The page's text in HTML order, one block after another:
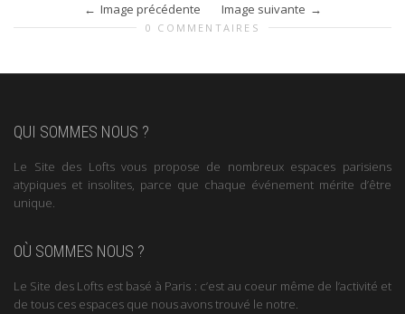
Image précédente Image suivante
0 COMMENTAIRES
QUI SOMMES NOUS ?
Le Site des Lofts vous propose de nombreux espaces parisiens
atypiques et insolites, parce que chaque événement mérite d’être
unique.
OÙ SOMMES NOUS ?
Le Site des Lofts est basé à Paris : c’est au coeur même de l’activité et
de tous ces espaces que nous avons trouvé le notre.